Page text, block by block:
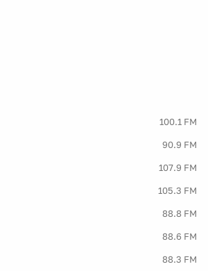
100.1 FM
90.9 FM
107.9 FM
105.3 FM
88.8 FM
88.6 FM
88.3 FM